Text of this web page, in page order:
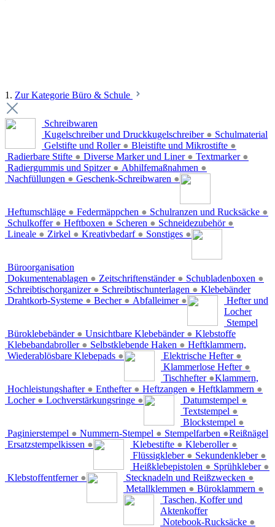
1. Zur Kategorie Büro & Schule
Schreibwaren
Kugelschreiber und Druckkugelschreiber ●
Gelstifte und Roller ● Bleistifte und Mikrostifte ●
Radierbare Stifte ● Diverse Marker und Liner ● Textmarker ●
Radiergummis und Spitzer ● Abhilfemaßnahmen ●
Nachfüllungen ● Geschenk-Schreibwaren ●
Schulmaterial
Heftumschläge ● Federmäppchen ● Schulranzen und Rucksäcke ●
Schulkoffer ● Heftboxen ● Scheren ● Schneidezubehör ●
Lineale ● Zirkel ● Kreativbedarf ● Sonstiges ●
Büroorganisation
Dokumentenablagen ● Zeitschriftenständer ● Schubladenboxen ●
Schreibtischorganizer ● Schreibtischunterlagen ●
Drahtkorb-Systeme ● Becher ● Abfalleimer ●
Klebebänder
Büroklebebänder ● Unsichtbare Klebebänder ●
Klebebandabroller ● Selbstklebende Haken ●
Wiederablösbare Klebepads ●
Hefter und
Locher
Elektrische Hefter ●
Klammerlose Hefter ●
Tischhefter ●
Hochleistungshafter ● Enthefter ● Heftzangen ● Heftklammern ●
Locher ● Lochverstärkungsringe ●
Stempel
Datumstempel ●
Textstempel ●
Blockstempel ●
Paginierstempel ● Nummern-Stempel ● Stempelfarben ●
Ersatzstempelkissen ●
Klebstoffe
Klebestifte ● Kleberoller ●
Flüssigkleber ● Sekundenkleber ●
Heißklebepistolen ● Sprühkleber ●
Klebstoffentferner ●
Heftklammern,
Klammern,
Reißnägel
Stecknadeln und Reißzwecken ●
Metallklemmen ● Büroklammern ●
Taschen, Koffer und
Aktenkoffer
Notebook-Rucksäcke ●